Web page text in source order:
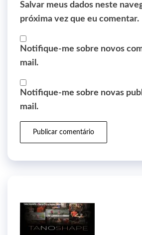
Salvar meus dados neste
próxima vez que eu comentar.
Notifique-me sobre novos
mail.
Notifique-me sobre novas
mail.